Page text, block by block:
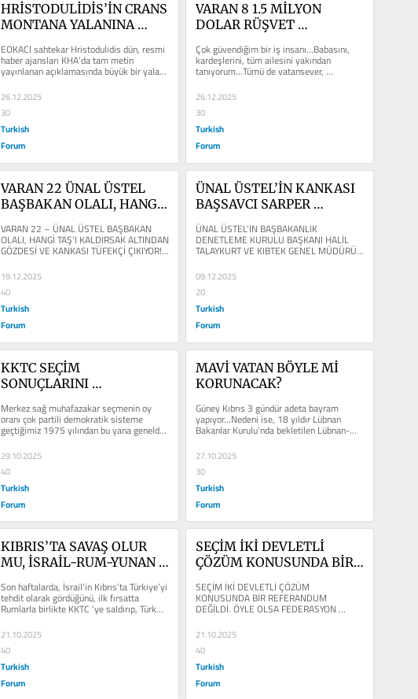
HRİSTODULİDİS’İN CRANS
MONTANA YALANINA
VERİLMELİ
EOKACI sahtekar Hristodulidis dün, resmi
haber ajansları KHA’da tam metin
yayınlanan açıklamasında büyük bir yalan
ortaya atarak, “CB...
26.12.2025
30
Turkish
Forum
VARAN 8 1.5 MİLYON
DOLAR RÜŞVET
ENGELLENEN ÇOK
ÖNEMLİ BİR PROJENİN
Çok güvendiğim bir iş insanı…Babasını,
kardeşlerini, tüm ailesini yakından
tanıyorum…Tümü de vatansever,
milliyetçi, bu devletin...
26.12.2025
30
Turkish
Forum
VARAN 22 ÜNAL ÜSTEL
BAŞBAKAN OLALI, HANGİ
ALTINDAN GÖZDESİ VE
KANKASI TÜFEKÇİ
VARAN 22 – ÜNAL ÜSTEL BAŞBAKAN
OLALI, HANGİ TAŞ’I KALDIRSAK ALTINDAN
GÖZDESİ VE KANKASI TÜFEKÇİ ÇIKIYOR!!!
19.12.2025
40
Turkish
Forum
ÜNAL ÜSTEL’İN KANKASI
BAŞSAVCI SARPER
ÜNAL ÜSTEL’İN BAŞBAKANLIK
DENETLEME KURULU BAŞKANI HALİL
TALAYKURT VE KIBTEK GENEL MÜDÜRÜ
2018’DE...
09.12.2025
20
Turkish
Forum
KKTC SEÇİM
SONUÇLARINI
SONRA DA HEP
BELİRLEYECEK OLAN,
KONUŞULMAYAN ASIL
NEDENLER
Merkez sağ muhafazakar seçmenin oy
oranı çok partili demokratik sisteme
geçtiğimiz 1975 yılından bu yana genelde
yüzde 60-70 aralığında...
29.10.2025
40
Turkish
Forum
MAVİ VATAN BÖYLE Mİ
KORUNACAK?
Güney Kıbrıs 3 gündür adeta bayram
yapıyor…Nedeni ise, 18 yıldır Lübnan
Bakanlar Kurulu’nda bekletilen Lübnan-
27.10.2025
30
Turkish
Forum
KIBRIS’TA SAVAŞ OLUR
MU, İSRAİL-RUM-YUNAN
KKTC’YE SALDIRIR MI?
Son haftalarda, İsrail’in Kıbrıs’ta Türkiye’yi
tehdit olarak gördüğünü, ilk fırsatta
Rumlarla birlikte KKTC ‘ye saldırıp, Türk...
21.10.2025
40
Turkish
Forum
SEÇİM İKİ DEVLETLİ
ÇÖZÜM KONUSUNDA BİR
REFERANDUM DEĞİLDİ.
ÖYLE OLSA FEDERASYON
KAYBEDERDİ
SEÇİM İKİ DEVLETLİ ÇÖZÜM
KONUSUNDA BİR REFERANDUM
DEĞİLDİ. ÖYLE OLSA FEDERASYON
KAZANDI, AMA, İKİ...
21.10.2025
40
Turkish
Forum